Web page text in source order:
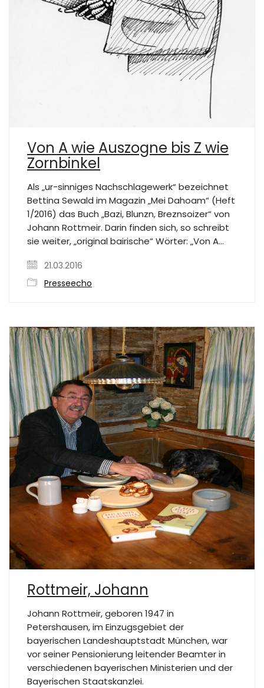
Von A wie Auszogne bis Z wie
Zornbinkel
Als „ur-sinniges Nachschlagewerk“ bezeichnet
Bettina Sewald im Magazin „Mei Dahoam“ (Heft
1/2016) das Buch „Bazi, Blunzn, Breznsoizer“ von
Johann Rottmeir. Darin finden sich, so schreibt
sie weiter, „original bairische“ Wörter: „Von A…
21.03.2016
Presseecho
Rottmeir, Johann
Johann Rottmeir, geboren 1947 in
Petershausen, im Einzugsgebiet der
bayerischen Landeshauptstadt München, war
vor seiner Pensionierung leitender Beamter in
verschiedenen bayerischen Ministerien und der
Bayerischen Staatskanzlei.